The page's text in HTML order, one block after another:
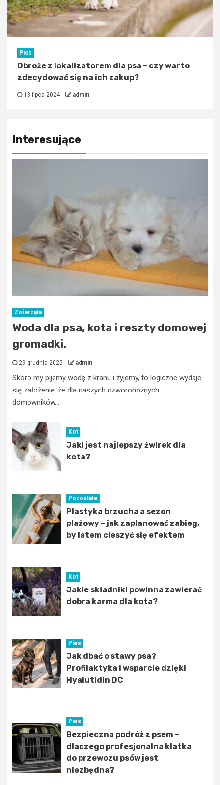
Pies
Obroże z lokalizatorem dla psa – czy warto
zdecydować się na ich zakup?
18 lipca 2024 admin
Interesujące
Zwierzęta
Woda dla psa, kota i reszty domowej
gromadki.
29 grudnia 2025 admin
Skoro my pijemy wodę z kranu i żyjemy, to logiczne wydaje
się założenie, że dla naszych czworonożnych
domowników...
Kot
Jaki jest najlepszy żwirek dla
kota?
Pozostałe
Plastyka brzucha a sezon
plażowy – jak zaplanować zabieg,
by latem cieszyć się efektem
Kot
Jakie składniki powinna zawierać
dobra karma dla kota?
Pies
Jak dbać o stawy psa?
Profilaktyka i wsparcie dzięki
Hyalutidin DC
Pies
Bezpieczna podróż z psem –
dlaczego profesjonalna klatka
do przewozu psów jest
niezbędna?